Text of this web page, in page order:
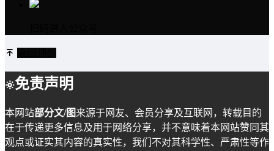
免责声明
本网站部分文/图来源于网友、会员分享及互联网，转载目的
在于传递更多信息及用于网络分享，并不意味着本网站赞同其
观点或证实其内容的真实性，我们不对其科学性、严肃性等作